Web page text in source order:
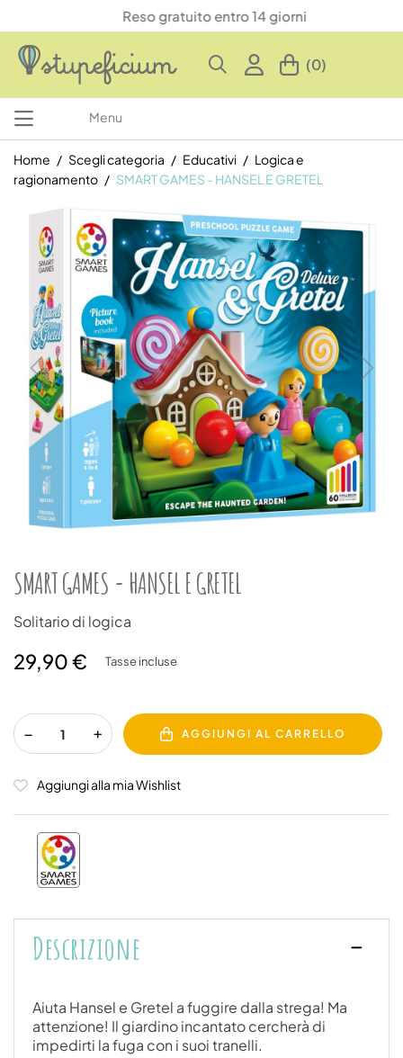
Reso gratuito entro 14 giorni
(0)
Menu
Home Scegli categoria Educativi
Logica e
ragionamento
SMART GAMES - HANSEL E GRETEL
SMART GAMES - HANSEL E GRETEL
Solitario di logica
29,90 € Tasse incluse
AGGIUNGI AL CARRELLO
Aggiungi alla mia Wishlist
Descrizione
Aiuta Hansel e Gretel a fuggire dalla strega! Ma
attenzione! Il giardino incantato cercherà di
impedirti la fuga con i suoi tranelli.